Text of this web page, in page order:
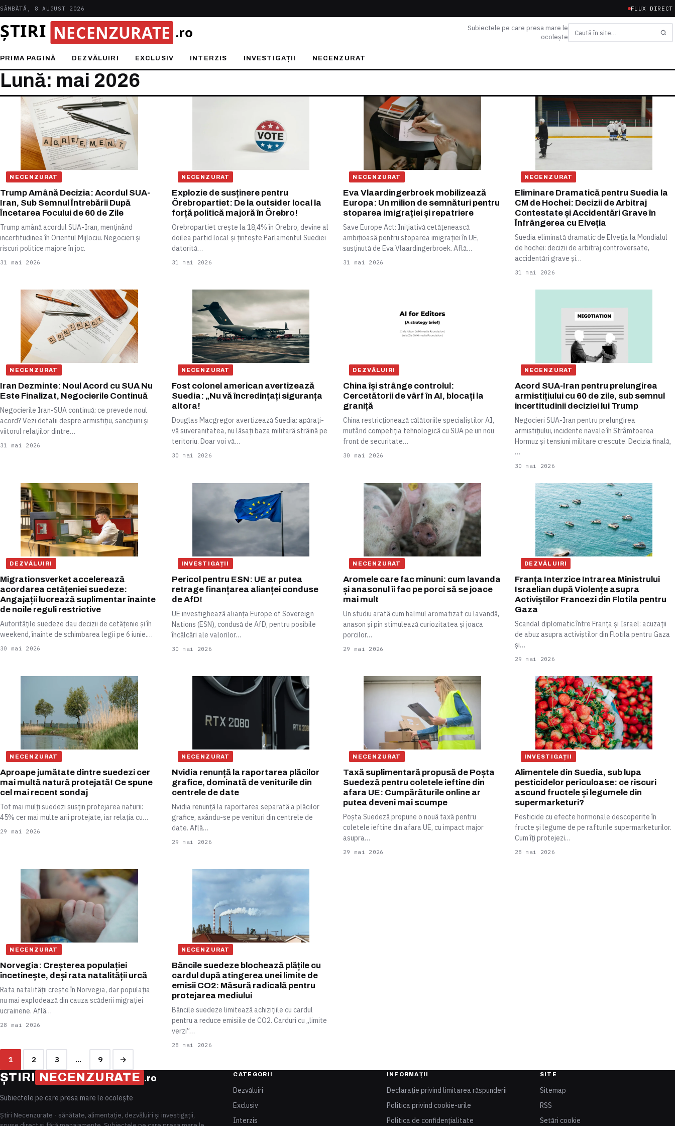
SÂMBĂTĂ, 8 AUGUST 2026 FLUX DIRECT
Subiectele pe care presa mare le
ocolește
Caută
PRIMA PAGINĂ DEZVĂLUIRI EXCLUSIV INTERZIS INVESTIGAȚII NECENZURAT
Lună: mai 2026
NECENZURAT
Trump Amână Decizia: Acordul SUA-
Iran, Sub Semnul Întrebării După
Încetarea Focului de 60 de Zile
Trump amână acordul SUA-Iran, menținând
incertitudinea în Orientul Mijlociu. Negocieri și
riscuri politice majore în joc.
31 mai 2026
NECENZURAT
Explozie de susținere pentru
Örebropartiet: De la outsider local la
forță politică majoră în Örebro!
Örebropartiet crește la 18,4% în Örebro, devine al
doilea partid local și țintește Parlamentul Suediei
datorită…
31 mai 2026
NECENZURAT
Eva Vlaardingerbroek mobilizează
Europa: Un milion de semnături pentru
stoparea imigrației și repatriere
Save Europe Act: Inițiativă cetățenească
ambițioasă pentru stoparea imigrației în UE,
susținută de Eva Vlaardingerbroek. Află…
31 mai 2026
NECENZURAT
Eliminare Dramatică pentru Suedia la
CM de Hochei: Decizii de Arbitraj
Contestate și Accidentări Grave în
Înfrângerea cu Elveția
Suedia eliminată dramatic de Elveția la Mondialul
de hochei: decizii de arbitraj controversate,
accidentări grave și…
31 mai 2026
NECENZURAT
Iran Dezminte: Noul Acord cu SUA Nu
Este Finalizat, Negocierile Continuă
Negocierile Iran-SUA continuă: ce prevede noul
acord? Vezi detalii despre armistițiu, sancțiuni și
viitorul relațiilor dintre…
31 mai 2026
NECENZURAT
Fost colonel american avertizează
Suedia: „Nu vă încredințați siguranța
altora!
Douglas Macgregor avertizează Suedia: apărați-
vă suveranitatea, nu lăsați baza militară străină pe
teritoriu. Doar voi vă…
30 mai 2026
DEZVĂLUIRI
China își strânge controlul:
Cercetătorii de vârf în AI, blocați la
graniță
China restricționează călătoriile specialiștilor AI,
mutând competiția tehnologică cu SUA pe un nou
front de securitate…
30 mai 2026
NECENZURAT
Acord SUA-Iran pentru prelungirea
armistițiului cu 60 de zile, sub semnul
incertitudinii deciziei lui Trump
Negocieri SUA-Iran pentru prelungirea
armistițiului, incidente navale în Strâmtoarea
Hormuz și tensiuni militare crescute. Decizia finală,
…
30 mai 2026
DEZVĂLUIRI
Migrationsverket accelerează
acordarea cetățeniei suedeze:
Angajații lucrează suplimentar înainte
de noile reguli restrictive
Autoritățile suedeze dau decizii de cetățenie și în
weekend, înainte de schimbarea legii pe 6 iunie.…
30 mai 2026
INVESTIGAȚII
Pericol pentru ESN: UE ar putea
retrage finanțarea alianței conduse
de AfD!
UE investighează alianța Europe of Sovereign
Nations (ESN), condusă de AfD, pentru posibile
încălcări ale valorilor…
30 mai 2026
NECENZURAT
Aromele care fac minuni: cum lavanda
și anasonul îi fac pe porci să se joace
mai mult
Un studiu arată cum halmul aromatizat cu lavandă,
anason și pin stimulează curiozitatea și joaca
porcilor…
29 mai 2026
DEZVĂLUIRI
Franța Interzice Intrarea Ministrului
Israelian după Violențe asupra
Activiștilor Francezi din Flotila pentru
Gaza
Scandal diplomatic între Franța și Israel: acuzații
de abuz asupra activiștilor din Flotila pentru Gaza
și…
29 mai 2026
NECENZURAT
Aproape jumătate dintre suedezi cer
mai multă natură protejată! Ce spune
cel mai recent sondaj
Tot mai mulți suedezi susțin protejarea naturii:
45% cer mai multe arii protejate, iar relația cu…
29 mai 2026
NECENZURAT
Nvidia renunță la raportarea plăcilor
grafice, dominată de veniturile din
centrele de date
Nvidia renunță la raportarea separată a plăcilor
grafice, axându-se pe venituri din centrele de
date. Află…
29 mai 2026
NECENZURAT
Taxă suplimentară propusă de Poșta
Suedeză pentru coletele ieftine din
afara UE: Cumpărăturile online ar
putea deveni mai scumpe
Poșta Suedeză propune o nouă taxă pentru
coletele ieftine din afara UE, cu impact major
asupra…
29 mai 2026
INVESTIGAȚII
Alimentele din Suedia, sub lupa
pesticidelor periculoase: ce riscuri
ascund fructele și legumele din
supermarketuri?
Pesticide cu efecte hormonale descoperite în
fructe și legume de pe rafturile supermarketurilor.
Cum îți protejezi…
28 mai 2026
NECENZURAT
Norvegia: Creșterea populației
încetinește, deși rata natalității urcă
Rata natalității crește în Norvegia, dar populația
nu mai explodează din cauza scăderii migrației
ucrainene. Află…
28 mai 2026
NECENZURAT
Băncile suedeze blochează plățile cu
cardul după atingerea unei limite de
emisii CO2: Măsură radicală pentru
protejarea mediului
Băncile suedeze limitează achizițiile cu cardul
pentru a reduce emisiile de CO2. Carduri cu „limite
verzi”…
28 mai 2026
Paginație articole
1 2 3 … 9 →
ȘTIRI NECENZURATE .ro
Subiectele pe care presa mare le ocolește
Știri Necenzurate - sănătate, alimentație, dezvăluiri și investigații,
CATEGORII
Dezvăluiri
Exclusiv
Interzis
INFORMAȚII
Declarație privind limitarea răspunderii
Politica privind cookie-urile
Politica de confidențialitate
SITE
Sitemap
RSS
Setări cookie